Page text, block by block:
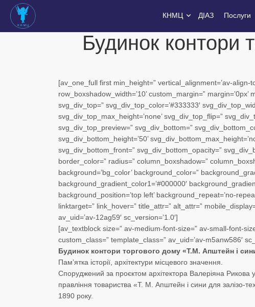
КНМЦ ДІАЗ Послуги
Будинок контори
[av_one_full first min_height=” vertical_alignment=’av-align-
row_boxshadow_width=’10’ custom_margin=”
svg_div_top=” svg_div_top_color=’#333333′
svg_div_top_max_height=’none’ svg_div_top_flip=”
svg_div_top_preview=” svg_div_bottom=”
svg_div_bottom_height=’50’
svg_div_bottom_front=” svg_div_bottom_opacity=”
border_color=” radius=” column_boxshadow=”
background=’bg_color’ background_color=”
background_gradient_color1=’#000000′
background_position=’top left’ background_repeat=’no-
linktarget=” link_hover=” title_attr=” alt_attr=”
av_uid=’av-12ag59′ sc_version=’1.0′]
[av_textblock size=” av-medium-font-size=” av-small-font-
custom_class=” template_class=” av_uid=’av-m5anw586′
Будинок контори торгового дому «Т.М. Апштейн і
Пам’ятка історії, архітектури місцевого значення.
Споруджений за проєктом архітектора Валеріяна Рикова
правління товариства «Т. М. Апштейн і сини для залізо-
1890 року.